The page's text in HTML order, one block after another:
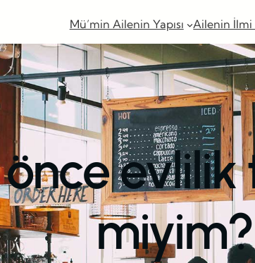
Mü’min Ailenin Yapısı Ailenin İlmi
miyim?